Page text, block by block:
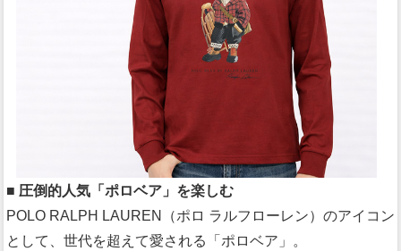
■ 圧倒的人気「ポロベア」を楽しむ
POLO RALPH LAUREN（ポロ ラルフローレン）のアイコン
として、世代を超えて愛される「ポロベア」。